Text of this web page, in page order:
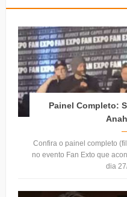
Painel Completo:
Confira o painel completo
no evento Fan Exto que
dia